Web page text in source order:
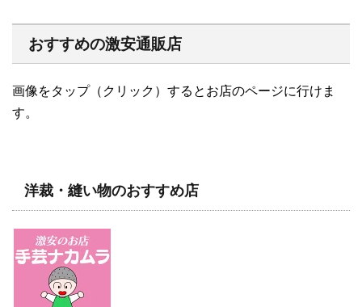
おすすめの激安通販店
画像をタップ（クリック）するとお店のページに行けま
す。
洋裁・縫い物のおすすめ店